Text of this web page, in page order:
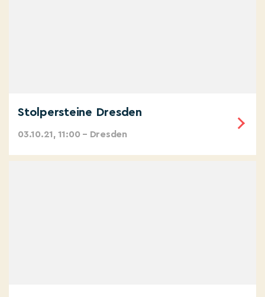
Stolpersteine Dresden
03.10.21, 11:00 – Dresden